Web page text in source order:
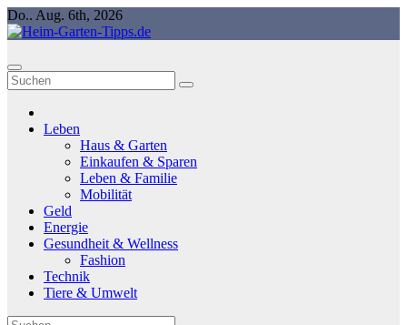
Springe
zum
Do.. Aug. 6th, 2026
Leben
Haus & Garten
Einkaufen & Sparen
Leben & Familie
Mobilität
Geld
Energie
Gesundheit & Wellness
Fashion
Technik
Tiere & Umwelt